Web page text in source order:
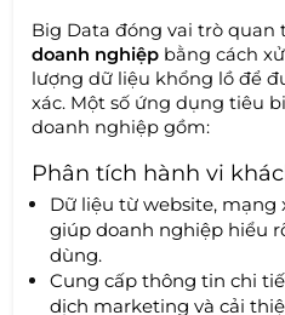
Big Data đóng vai trò
doanh nghiệp bằng cách
lượng dữ liệu khổng lồ để
xác. Một số ứng dụng tiêu
doanh nghiệp gồm:
Phân tích hành vi
Dữ liệu từ website, mạng
giúp doanh nghiệp hiểu
dùng.
Cung cấp thông tin chi
dịch marketing và cải